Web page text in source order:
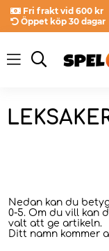
Fri frakt vid 600 kr
Öppet köp 30 dagar
Nedan kan du
0-5. Om du vill kan
valt att ge artikeln.
Ditt namn kommer